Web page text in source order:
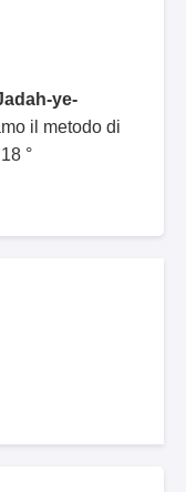
ye-
il metodo di
°